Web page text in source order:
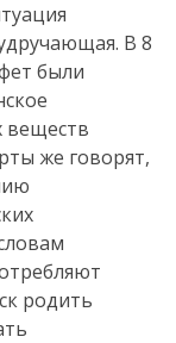
В 8
были
веществ
же говорят,
родить